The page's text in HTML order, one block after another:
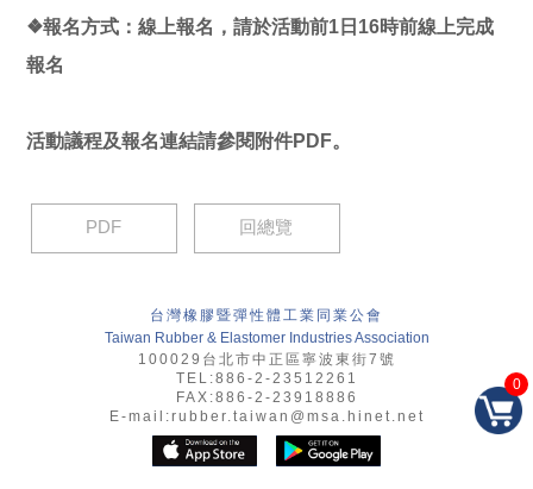
❖報名方式：線上報名，請於活動前1日16時前線上完成
報名
活動議程及報名連結請參閱附件PDF。
PDF 回總覽
台灣橡膠暨彈性體工業同業公會
Taiwan Rubber & Elastomer Industries Association
100029台北市中正區寧波東街7號
TEL:886-2-23512261
FAX:886-2-23918886
E-mail:rubber.taiwan@msa.hinet.net
0